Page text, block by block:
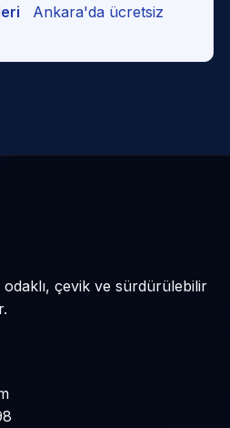
Ankara'da ücretsiz
çevik ve sürdürülebilir